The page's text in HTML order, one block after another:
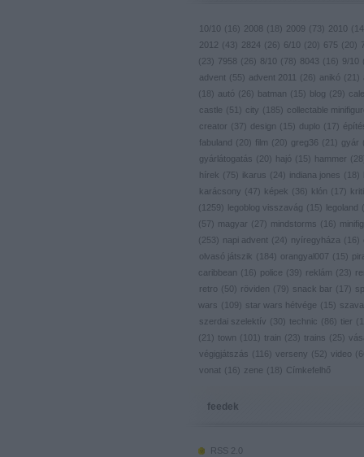
10/10 ( 16 ) 2008 ( 18 ) 2009 ( 73) 2010 (
2012 ( 43) 2824 ( 26 ) 6/10 ( 20) 675 ( 20)
( 23) 7958 ( 26 ) 8/10 ( 78 ) 8043 ( 16 ) 9/10 (
advent ( 55) advent 2011 ( 26 ) anikó ( 21 )
(
18 ) autó ( 26 ) batman ( 15) blog ( 29)
castle ( 51 ) city ( 185) collectable
creator ( 37) design ( 15) duplo ( 17)
fabuland ( 20) film ( 20) greg36 ( 21 ) gyár (
gyárlátogatás ( 20) hajó ( 15) hammer ( 28
hírek ( 75) ikarus ( 24) indiana jones ( 18 )
karácsony ( 47) képek ( 36 ) klón ( 17)
(
1259) legoblog visszavág ( 15) legoland (
( 57) magyar ( 27) mindstorms ( 16 ) minifig
( 253) napi advent ( 24) nyíregyháza ( 16 )
olvasó játszik ( 184) orangyal007 ( 15)
caribbean ( 16 ) police ( 39) reklám ( 23)
retro ( 50) röviden ( 79) snack bar ( 17)
wars ( 109) star wars hétvége ( 15)
szerdai szelektív ( 30) technic ( 86 ) tier (
( 21 ) town ( 101 ) train ( 23) trains ( 25)
végigjátszás ( 116 ) verseny ( 52) video (
vonat ( 16 ) zene ( 18 ) Címkefelhő
feedek
RSS 2.0